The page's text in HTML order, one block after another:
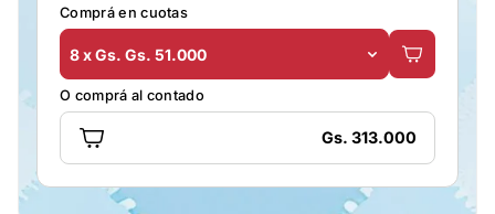
Comprá en cuotas
8 x Gs. Gs. 51.000
O comprá al contado
Gs. 313.000